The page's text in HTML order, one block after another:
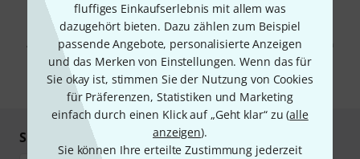
fluffiges Einkaufserlebnis mit allem was
dazugehört bieten. Dazu zählen zum Beispiel
passende Angebote, personalisierte Anzeigen
und das Merken von Einstellungen. Wenn das für
Sie okay ist, stimmen Sie der Nutzung von Cookies
für Präferenzen, Statistiken und Marketing
einfach durch einen Klick auf „Geht klar“ zu (alle
anzeigen).
Sie können Ihre erteilte Zustimmung jederzeit
Mit Klick auf „Jetzt anmelden“ stimmen Sie dem Erhalt von E-Mail-
Werbung und einer Messung des E-Mail-Nutzungsverhaltens zu. Die
Abmeldung ist jederzeit möglich. Weitere Informationen finden Sie in
unserenDatenschutzhinweisen.
* Pflichtfeld
Sicher einkaufen & bezahlen